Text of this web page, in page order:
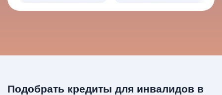
Подобрать кредиты для инвалидов в